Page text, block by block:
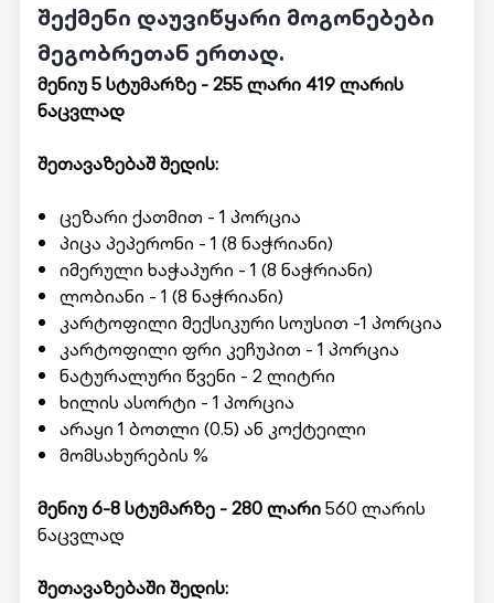
შექმენი დაუვიწყარი მოგონებები
მეგობრეთან ერთად.
მენიუ 5 სტუმარზე - 255 ლარი 419 ლარის
ნაცვლად
შეთავაზებაშ შედის:
ცეზარი ქათმით - 1 პორცია
პიცა პეპერონი - 1 (8 ნაჭრიანი)
იმერული ხაჭაპური - 1 (8 ნაჭრიანი)
ლობიანი - 1 (8 ნაჭრიანი)
კარტოფილი მექსიკური სოუსით -1 პორცია
კარტოფილი ფრი კეჩუპით - 1 პორცია
ნატურალური წვენი - 2 ლიტრი
ხილის ასორტი - 1 პორცია
არაყი 1 ბოთლი (0.5) ან კოქტეილი
მომსახურების %
მენიუ 6-8 სტუმარზე - 280 ლარი560 ლარის
ნაცვლად
შეთავაზებაში შედის: